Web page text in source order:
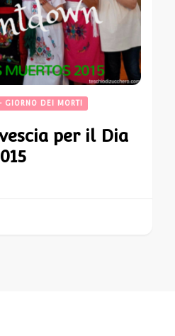
GIORNO DEI MORTI
per il Dia